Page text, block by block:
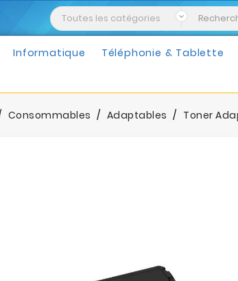
Informatique Téléphonie & Tablette
Consommables Adaptables Toner